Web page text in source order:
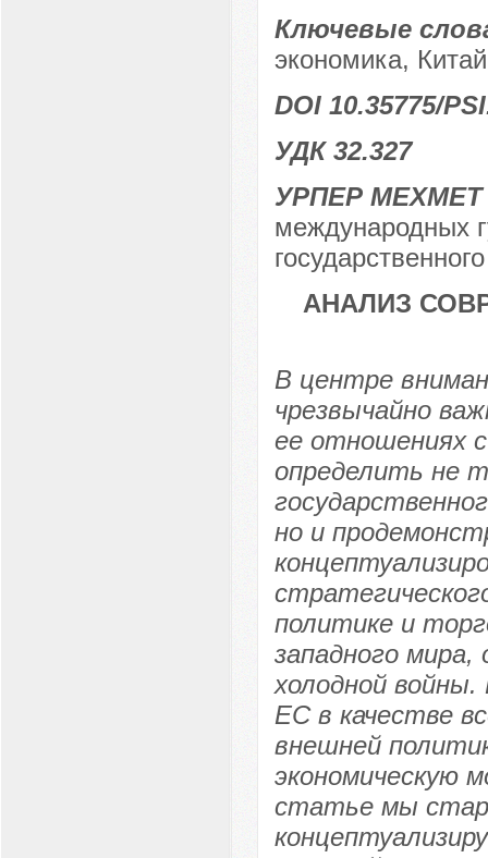
Ключевые
экономика,
DOI 10.35775/
УДК 32.327
УРПЕР МЕХМЕТ
международных
АНАЛИЗ
В центре
чрезвычайно
ее отношениях
определить не
но и
политике и
западного мира,
холодной
ЕС в качестве
внешней
экономическую
статье мы